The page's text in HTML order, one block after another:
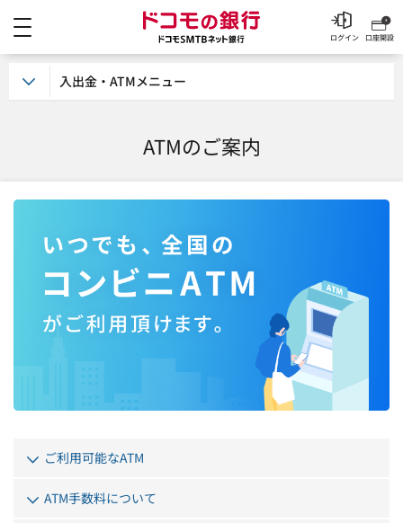
ドコモの銀行 ドコモ
口座開設
ログイン
ATMのご案内
ご利用可能なATM
ATM手数料について
入出金・ATMメニュー